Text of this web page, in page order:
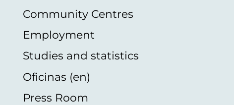
Community Centres
Employment
Studies and statistics
Oficinas (en)
Press Room